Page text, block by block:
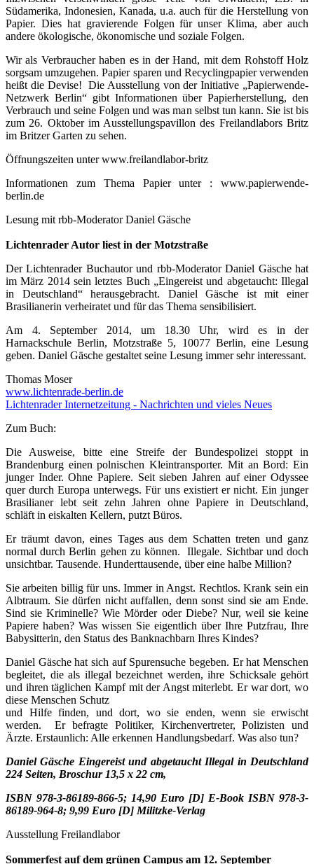
Südamerika, Indonesien, Kanada, u.a. auch für die Herstellung von
Papier. Dies hat gravierende Folgen für unser Klima, aber auch
andere ökologische, ökonomische und soziale Folgen.
Wir als Verbraucher haben es in der Hand, mit dem Rohstoff Holz
sorgsam umzugehen. Papier sparen und Recyclingpapier verwenden
heißt die Devise! Die Ausstellung von der Initiative „Papierwende-
Netzwerk Berlin“ gibt Informationen über Papierherstellung, den
Verbrauch und seine Folgen und was man selbst tun kann. Sie ist bis
zum 26. Oktober im Ausstellungspavillon des Freilandlabors Britz
im Britzer Garten zu sehen.
Öffnungszeiten unter www.freilandlabor-britz
Informationen zum Thema Papier unter : www.papierwende-
berlin.de
Lesung mit rbb-Moderator Daniel Gäsche
Lichtenrader Autor liest in der Motzstraße
Der Lichtenrader Buchautor und rbb-Moderator Daniel Gäsche hat
im März 2014 sein letztes Buch „Eingereist und abgetaucht: Illegal
in Deutschland“ herausgebracht. Daniel Gäsche ist mit einer
Brasilianerin verheiratet und für das Thema sensibilisiert.
Am 4. September 2014, um 18.30 Uhr, wird es in der
Harnackschule Berlin, Motzstraße 5, 10077 Berlin, eine Lesung
geben. Daniel Gäsche gestaltet seine Lesung immer sehr interessant.
Thomas Moser
www.lichtenrade-berlin.de
Lichtenrader Internetzeitung - Nachrichten und vieles Neues
Zum Buch:
Die Ausweise, bitte eine Streife der Bundespolizei stoppt in
Brandenburg einen polnischen Kleintransporter. Mit an Bord: Ein
junger Inder. Ohne Papiere. Seit sieben Jahren auf einer Odyssee
quer durch Europa unterwegs. Für uns existiert er nicht. Ein junger
Brasilianer lebt seit zehn Jahren ohne Papiere in Deutschland,
schläft in eiskalten Kellern, putzt Büros.
Er träumt davon, eines Tages aus dem Schatten treten und ganz
normal durch Berlin gehen zu können. Illegale. Sichtbar und doch
unsichtbar. Tausende. Hunderttausende, über eine halbe Million?
Sie arbeiten billig für uns. Immer in Angst. Rechtlos. Krank sein ein
Albtraum. Sie dürfen nicht auffallen, denn sonst sind sie am Ende.
Sind sie Kriminelle? Wie Mörder oder Diebe? Nur, weil sie keine
Papiere haben? Was wissen Sie eigentlich über Ihre Putzfrau, Ihre
Babysitterin, den Status des Banknachbarn Ihres Kindes?
Daniel Gäsche hat sich auf Spurensuche begeben. Er hat Menschen
begleitet, die als illegal bezeichnet werden, ihre Schicksale gehört
und ihren täglichen Kampf mit der Angst miterlebt. Er war dort, wo
diese Menschen Schutz
und Hilfe finden, und dort, wo sie enden, wenn sie erwischt
werden. Er befragte Politiker, Kirchenvertreter, Polizisten und
Ärzte. Erstaunlich: Alle erkennen Handlungsbedarf. Was also tun?
Daniel Gäsche Eingereist und abgetaucht Illegal in Deutschland
224 Seiten, Broschur 13,5 x 22 cm,
ISBN 978-3-86189-866-5; 14,90 Euro [D] E-Book ISBN 978-3-
86189-964-8; 9,99 Euro [D] Militzke-Verlag
Ausstellung Freilandlabor
Sommerfest auf dem grünen Campus am 12. September